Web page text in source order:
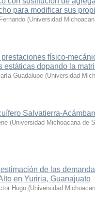
para modificar sus
(Universidad
prestaciones físico-
estáticas dopando la
Guadalupe (Universidad
Salvatierra-
(Universidad Michoacana de
de las
en Yuriria, Guanajuato
Hugo (Universidad